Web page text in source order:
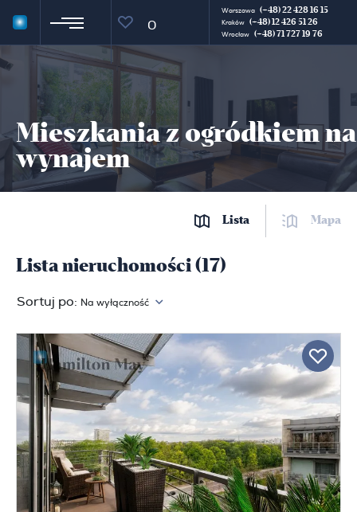
0
Warszawa (+48) 22 428 16 15
Kraków (+48) 12 426 51 26
Wrocław (+48) 71 727 19 76
Mieszkania z ogródkiem na
wynajem
Lista Mapa
Lista nieruchomości (17)
Sortuj po: Na wyłączność